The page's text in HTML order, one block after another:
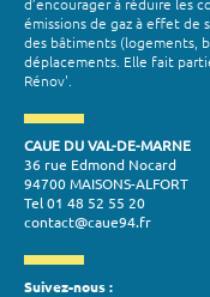
émissions de gaz à effet de
des bâtiments (logements,
déplacements. Elle fait
Rénov'.
CAUE DU VAL-DE-MARNE
36 rue Edmond Nocard
94700 MAISONS-ALFORT
Tel 01 48 52 55 20
contact@caue94.fr
Suivez-nous :